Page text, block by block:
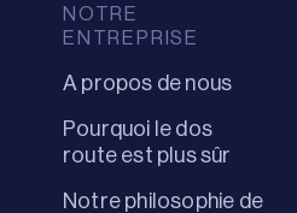
NOTRE
ENTREPRISE
A propos de nous
Pourquoi le dos
route est plus sûr
Notre philosophie de